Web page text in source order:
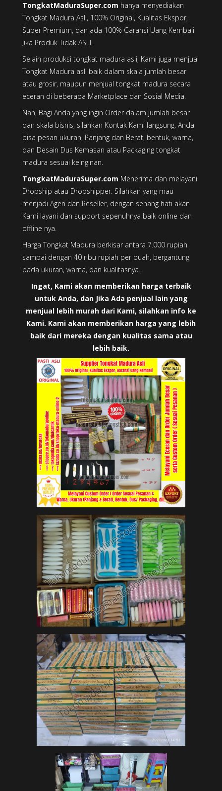
TongkatMaduraSuper.com hanya menyediakan
Tongkat Madura Asli, 100% Original, Kualitas Ekspor,
Super Premium, dan ada 100% Garansi Uang Kembali
Jika Produk Tidak ASLI.
Selain produksi tongkat madura asli, Kami juga menjual
Tongkat Madura asli baik dalam skala jumlah besar
atau grosir, maupun menjual tongkat madura secara
eceran di beberapa Marketplace dan Sosial Media.
Nah, Bagi Anda yang ingin Order dalam jumlah besar
dan skala bisnis, silahkan Kontak Kami langsung. Anda
bisa pesan ukuran, Panjang dan Berat, bentuk, warna,
dan Desain Dus Kemasan atau Packaging tongkat
madura sesuai keinginan.
TongkatMaduraSuper.com Menerima dan melayani
Dropship atau Dropshipper. Silahkan yang mau
menjadi Agen dan Reseller, dengan senang hati akan
Kami layani dan support sepenuhnya baik online dan
offline nya.
Harga Tongkat Madura berkisar antara 7.000 rupiah
sampai dengan 40 ribu rupiah per buah, bergantung
pada ukuran, warna, dan kualitasnya.
Ingat, Kami akan memberikan harga terbaik
untuk Anda, dan Jika Ada penjual lain yang
menjual lebih murah dari Kami, silahkan info ke
Kami. Kami akan memberikan harga yang lebih
baik dari mereka dengan kualitas sama atau
lebih baik.